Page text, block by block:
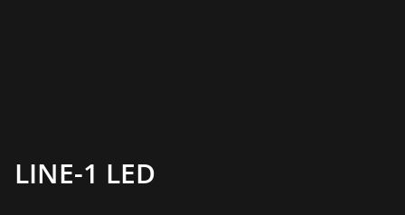
LINE-1 LED